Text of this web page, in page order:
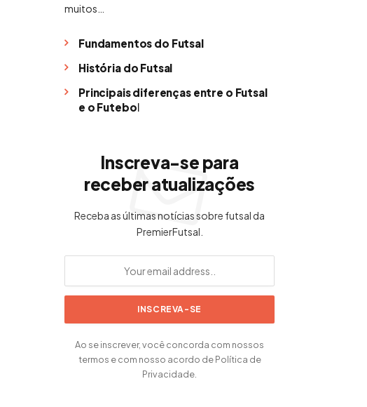
muitos…
Fundamentos do Futsal
História do Futsal
Principais diferenças entre o Futsal
e o Futebol
Inscreva-se para
receber atualizações
Receba as últimas notícias sobre futsal da
PremierFutsal.
Ao se inscrever, você concorda com nossos
termos e com nosso acordo de Política de
Privacidade.